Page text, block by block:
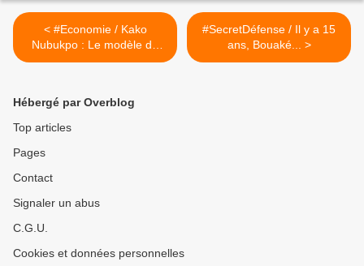
< #Economie / Kako
Nubukpo : Le modèle de
croissance des pays
#SecretDéfense / Il y a 15
ans, Bouaké... >
Hébergé par Overblog
Top articles
Pages
Contact
Signaler un abus
C.G.U.
Cookies et données personnelles